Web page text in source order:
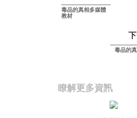
毒品的真相多媒體
教材
毒品的
瞭解更多資訊